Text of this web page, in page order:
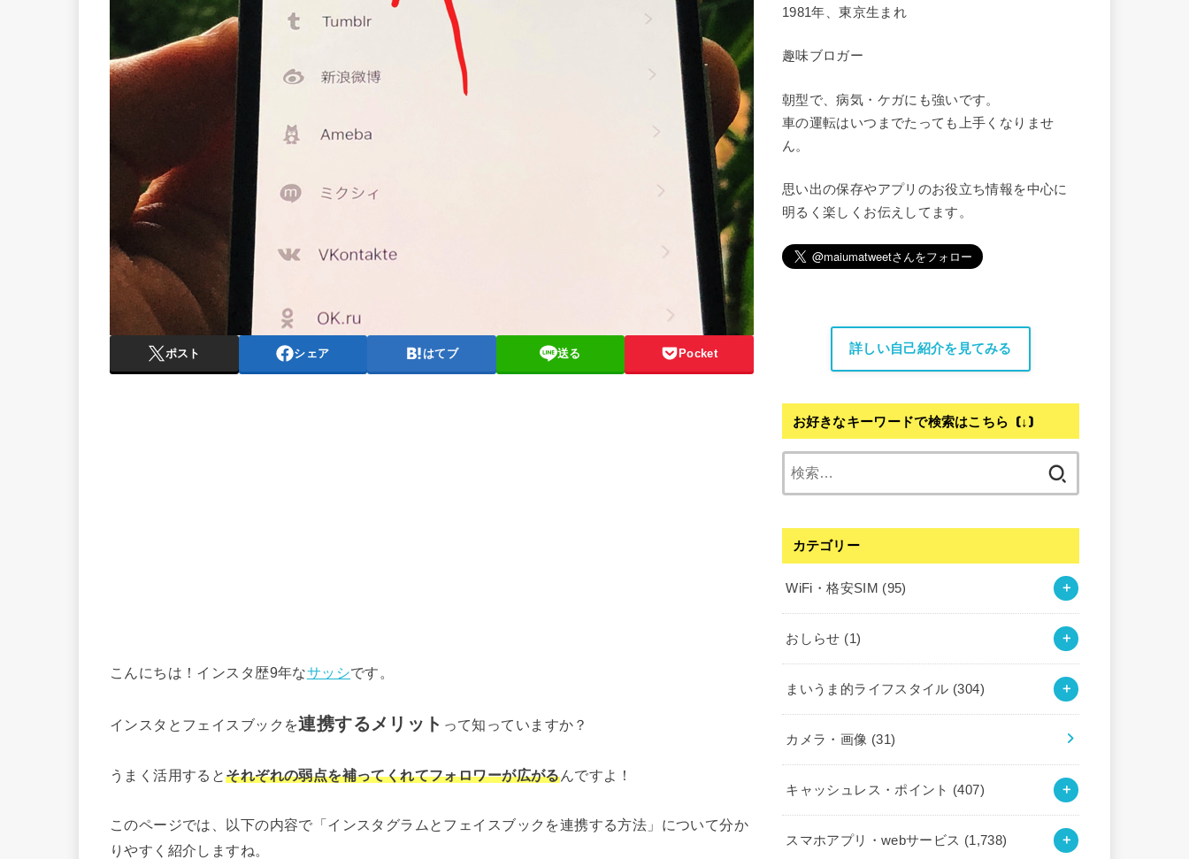
ポスト シェア はてブ 送る Pocket
こんにちは！インスタ歴9年なサッシです。
インスタとフェイスブックを連携するメリット って知っていますか？
うまく活用するとそれぞれの弱点を補ってくれてフォロワーが広がるんですよ！
このページでは、以下の内容で「インスタグラムとフェイスブックを連携する方法」について分か
りやすく紹介しますね。
1981年、東京生まれ
趣味ブロガー
朝型で、病気・ケガにも強いです。
車の運転はいつまでたっても上手くなりませ
ん。
思い出の保存やアプリのお役立ち情報を中心に
明るく楽しくお伝えしてます。
詳しい自己紹介を見てみる
お好きなキーワードで検索はこちら (↓)
カテゴリー
WiFi・格安SIM (95)
おしらせ (1)
まいうま的ライフスタイル (304)
カメラ・画像 (31)
キャッシュレス・ポイント (407)
スマホアプリ・webサービス (1,738)